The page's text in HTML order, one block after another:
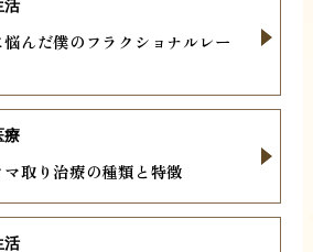
んだ僕のフラクショナルレー
活
取り治療の種類と特徴
療
活